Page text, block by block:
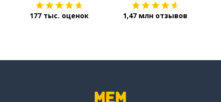
177 тыс. оценок 1,47 млн отзывов